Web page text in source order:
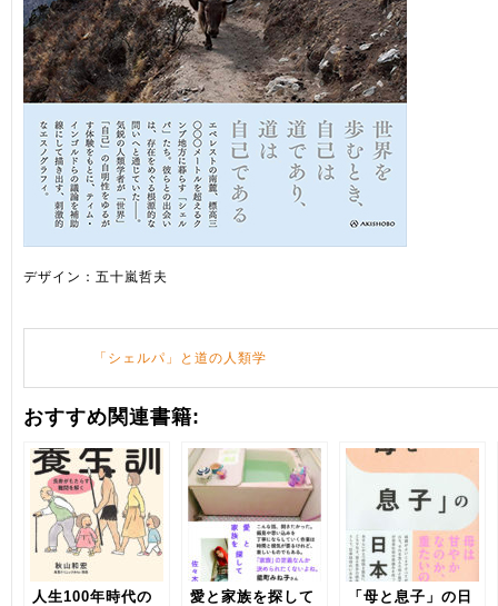
デザイン：五十嵐哲夫
「シェルパ」と道の人類学
おすすめ関連書籍:
人生100年時代の
愛と家族を探して
「母と息子」の日